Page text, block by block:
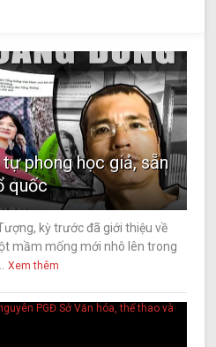
phong học giả, sẵn
quốc
kỳ trước đã giới thiệu về
mầm mống mới nhô lên trong
Xem thêm